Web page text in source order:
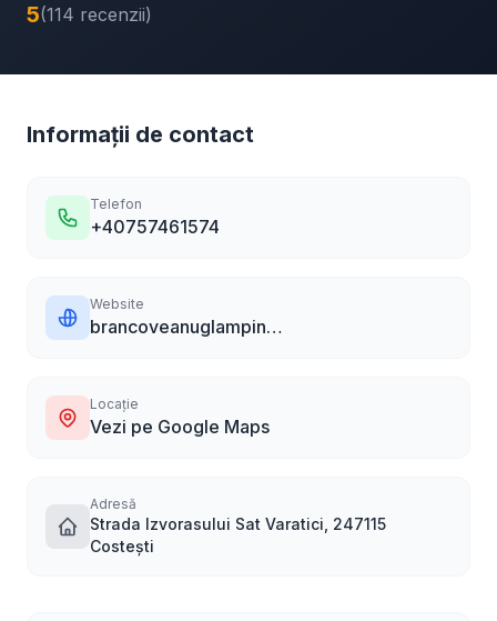
5(114 recenzii)
Informații de contact
Telefon
+40757461574
Website
brancoveanuglamping.com
Locație
Vezi pe Google Maps
Adresă
Strada Izvorasului Sat Varatici, 247115
Costești